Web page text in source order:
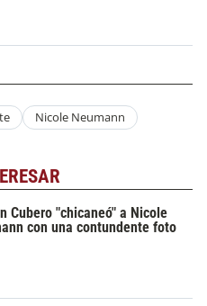
Nicole Neumann
Cubero "chicaneó" a Nicole
con una contundente foto